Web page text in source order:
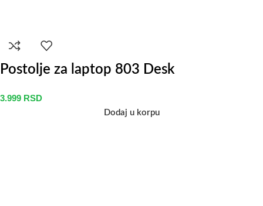
Postolje za laptop 803 Desk
3.999 RSD
Dodaj u korpu